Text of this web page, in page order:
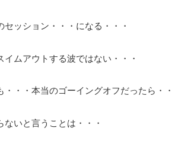
ッション・・・になる・・・
ムアウトする波ではない・・・
・・本当のゴーイングオフだったら・
いと言うことは・・・